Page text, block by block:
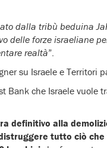
dalla tribù beduina
delle forze israeliane
realtà”.
su Israele e Territori
Bank che Israele vuole
definitivo alla
tutto ciò che